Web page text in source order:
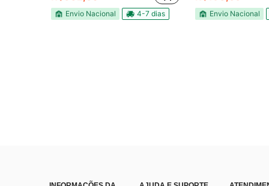
Envio Nacional 4-7 dias Envio Nacional